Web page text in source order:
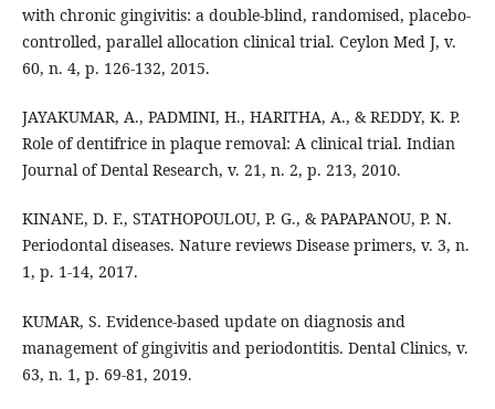
with chronic gingivitis: a double-blind, randomised, placebo-
controlled, parallel allocation clinical trial. Ceylon Med J, v.
60, n. 4, p. 126-132, 2015.
JAYAKUMAR, A., PADMINI, H., HARITHA, A., & REDDY, K. P.
Role of dentifrice in plaque removal: A clinical trial. Indian
Journal of Dental Research, v. 21, n. 2, p. 213, 2010.
KINANE, D. F., STATHOPOULOU, P. G., & PAPAPANOU, P. N.
Periodontal diseases. Nature reviews Disease primers, v. 3, n.
1, p. 1-14, 2017.
KUMAR, S. Evidence-based update on diagnosis and
management of gingivitis and periodontitis. Dental Clinics, v.
63, n. 1, p. 69-81, 2019.